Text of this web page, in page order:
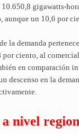
gigawatts-
aunque un 10,6 por
la demanda
por ciento, al
en comparación
descenso en la
a nivel